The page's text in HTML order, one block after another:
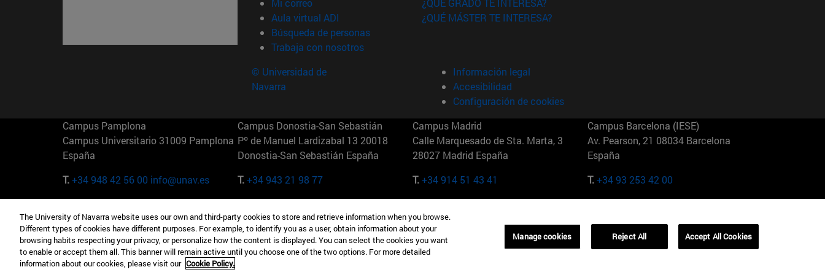
Mi correo
Aula virtual ADI (abre en nueva ventana)
Búsqueda de personas(abre en nueva ventana)
Trabaja con nosotros(abre en nueva ventana)
¿QUÉ GRADO TE INTERESA?
¿QUÉ MÁSTER TE INTERESA?
© Universidad de
Navarra
Información legal
Accesibilidad
Configuración de cookies
Campus Pamplona
Campus Universitario 31009 Pamplona
España
T.+34 948 42 56 00 info@unav.es
Campus Donostia-San Sebastián
Pº de Manuel Lardizabal 13 20018
Donostia-San Sebastián España
T.+34 943 21 98 77
Campus Madrid
Calle Marquesado de Sta. Marta, 3
28027 Madrid España
T.+34 914 51 43 41
Campus Barcelona (IESE)
Av. Pearson, 21 08034 Barcelona
España
T.+34 93 253 42 00
Camino del Cerro Águila 3 28023
Madrid España
T.+34 912 11 30 00
165 W 57th St 10019-2201 Nueva York
EE.UU
T.+1 646 346 8850
Maria-Theresia-Straße 15 81675
Múnich Alemania
T.+49 89 24209790
01321001 Bela Vista Brasil
The University of Navarra website uses our own and third-party cookies to store and retrieve information when you browse.
Different types of cookies have different purposes. For example, to identify you as a user, obtain information about your
browsing habits respecting your privacy, or personalize how the content is displayed. You can select the cookies you want
to enable or accept them all. This banner will remain active until you choose one of the two options. For more detailed
information about our cookies, please visit our Cookie Policy.
Manage cookies Reject All Accept All Cookies